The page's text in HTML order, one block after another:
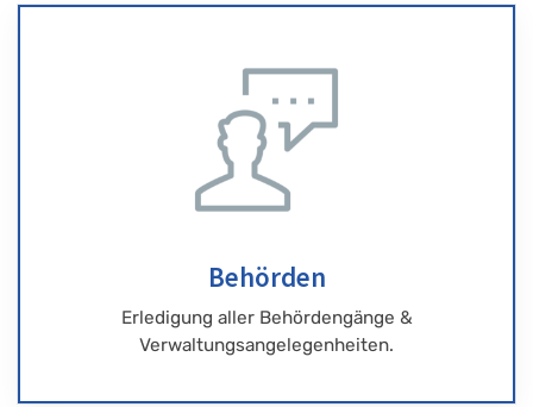
Behörden
Erledigung aller Behördengänge &
Verwaltungsangelegenheiten.